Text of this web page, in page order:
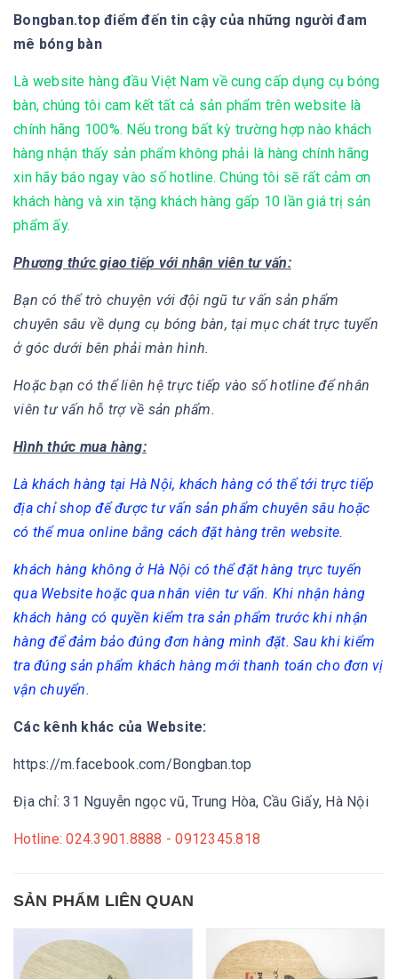
Bongban.top điểm đến tin cậy của những người đam
mê bóng bàn
Là website hàng đầu Việt Nam về cung cấp dụng cụ bóng
bàn, chúng tôi cam kết tất cả sản phẩm trên website là
chính hãng 100%. Nếu trong bất kỳ trường hợp nào khách
hàng nhận thấy sản phẩm không phải là hàng chính hãng
xin hãy báo ngay vào số hotline. Chúng tôi sẽ rất cảm ơn
khách hàng và xin tặng khách hàng gấp 10 lần giá trị sản
phẩm ấy.
Phương thức giao tiếp với nhân viên tư vấn:
Bạn có thể trò chuyện với đội ngũ tư vấn sản phẩm
chuyên sâu về dụng cụ bóng bàn, tại mục chát trực tuyển
ở góc dưới bên phải màn hình.
Hoặc bạn có thể liên hệ trực tiếp vào số hotline để nhân
viên tư vấn hỗ trợ về sản phẩm.
Hình thức mua hàng:
Là khách hàng tại Hà Nội, khách hàng có thể tới trực tiếp
địa chỉ shop để được tư vấn sản phẩm chuyên sâu hoặc
có thể mua online bằng cách đặt hàng trên website.
khách hàng không ở Hà Nội có thể đặt hàng trực tuyến
qua Website hoặc qua nhân viên tư vấn. Khi nhận hàng
khách hàng có quyền kiểm tra sản phẩm trước khi nhận
hàng để đảm bảo đúng đơn hàng mình đặt. Sau khi kiểm
tra đúng sản phẩm khách hàng mới thanh toán cho đơn vị
vận chuyển.
Các kênh khác của Website:
https://m.facebook.com/Bongban.top
Địa chỉ: 31 Nguyễn ngọc vũ, Trung Hòa, Cầu Giấy, Hà Nội
Hotline: 024.3901.8888 - 0912345.818
SẢN PHẨM LIÊN QUAN